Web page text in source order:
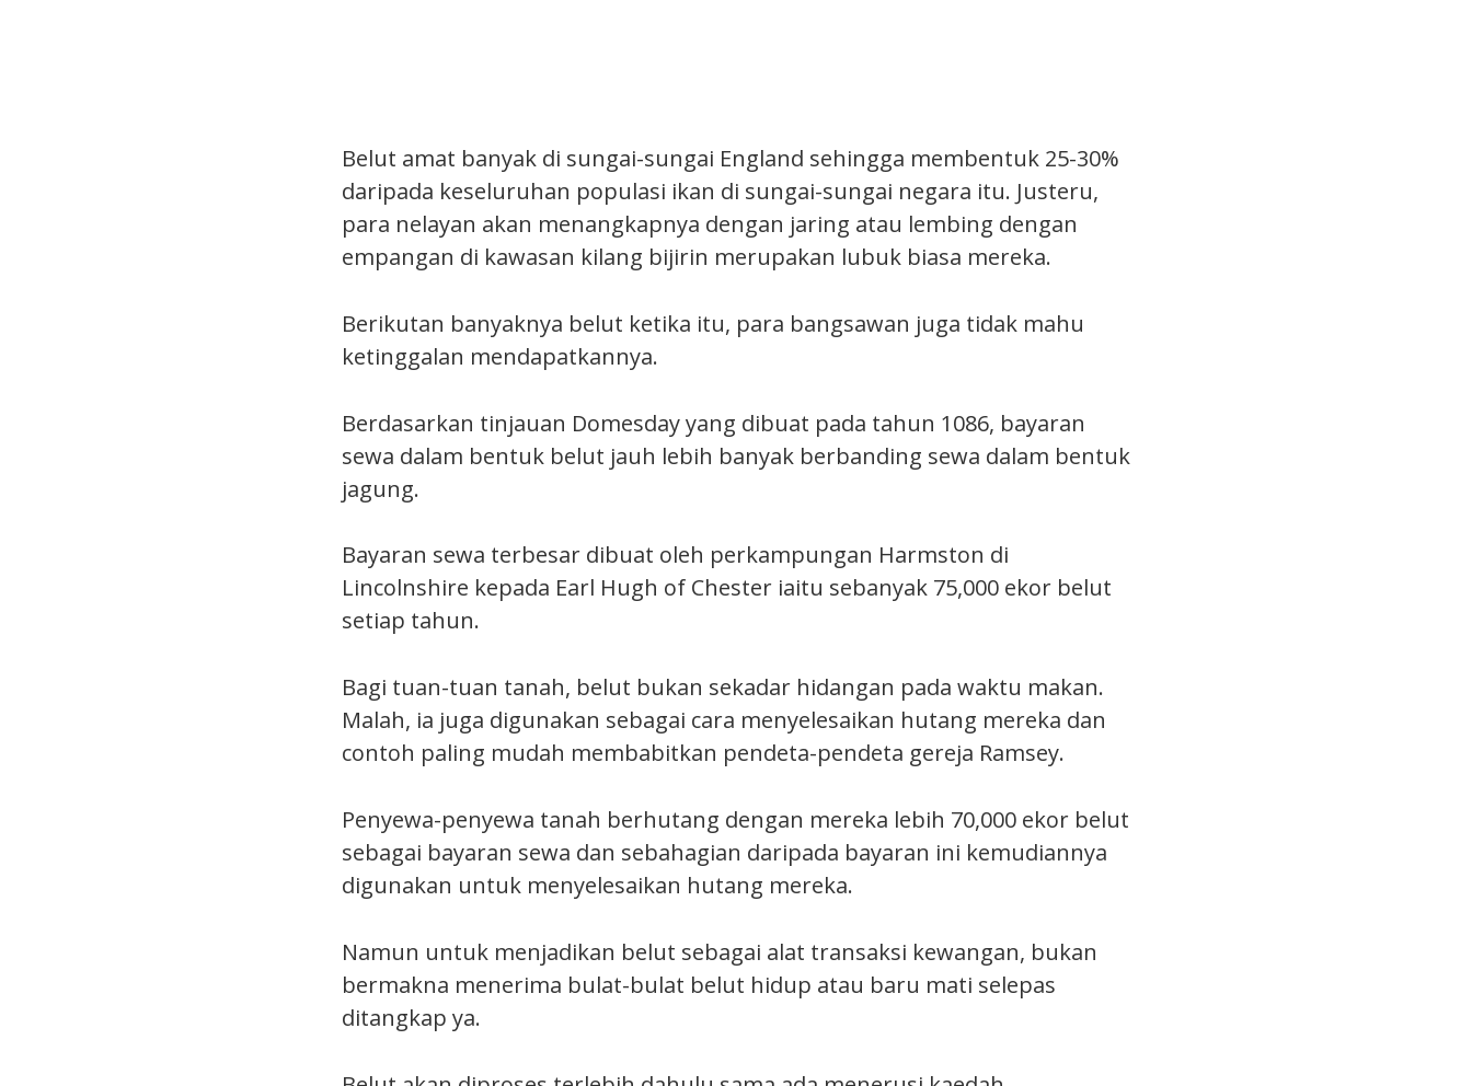
Belut amat banyak di sungai-sungai England sehingga membentuk 25-30%
daripada keseluruhan populasi ikan di sungai-sungai negara itu. Justeru,
para nelayan akan menangkapnya dengan jaring atau lembing dengan
empangan di kawasan kilang bijirin merupakan lubuk biasa mereka.
Berikutan banyaknya belut ketika itu, para bangsawan juga tidak mahu
ketinggalan mendapatkannya.
Berdasarkan tinjauan Domesday yang dibuat pada tahun 1086, bayaran
sewa dalam bentuk belut jauh lebih banyak berbanding sewa dalam bentuk
jagung.
Bayaran sewa terbesar dibuat oleh perkampungan Harmston di
Lincolnshire kepada Earl Hugh of Chester iaitu sebanyak 75,000 ekor belut
setiap tahun.
Bagi tuan-tuan tanah, belut bukan sekadar hidangan pada waktu makan.
Malah, ia juga digunakan sebagai cara menyelesaikan hutang mereka dan
contoh paling mudah membabitkan pendeta-pendeta gereja Ramsey.
Penyewa-penyewa tanah berhutang dengan mereka lebih 70,000 ekor belut
sebagai bayaran sewa dan sebahagian daripada bayaran ini kemudiannya
digunakan untuk menyelesaikan hutang mereka.
Namun untuk menjadikan belut sebagai alat transaksi kewangan, bukan
bermakna menerima bulat-bulat belut hidup atau baru mati selepas
ditangkap ya.